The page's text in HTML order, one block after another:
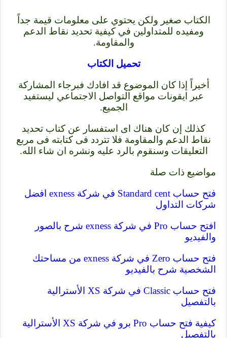
الكتاب صغير ولكن يحتوي على معلومات قيمة جداً
ومفيده للمتداولين في كيفية تحديد نقاط الدعم
والمقاومة.
تحميل الكتاب
أخيراً إذا كان الموضوع قد افادك فبرجاء المشاركة
عبر ايقونات مواقع التواصل الاجتماعي ليستفيد
الجميع.
كذلك إن كان هناك اى استفسار عن كتاب تحديد
نقاط الدعم والمقاومة فلا تتردد فى كتابته فى مربع
التعليقات وسنقوم بالرد عليه ونشره ان شاء الله.
مواضيع ذات صلة
فتح حساب Standard cent في شركة exness افضل
شركات التداول
افتح حساب Pro في شركة exness شرح بالصور
والفيديو
فتح حساب Zero في شركة exness من مساحتك
الشخصية شرح بالفيديو
فتح حساب Classic في شركة XS الأسترالية
بالتفصيل
كيفية فتح حساب Pro برو في شركة XS الأسترالية
بالتفصيل